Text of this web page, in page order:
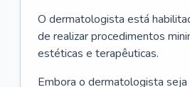
O dermatologista está
de realizar procedimentos
estéticas e terapêuticas.
Embora o dermatologista